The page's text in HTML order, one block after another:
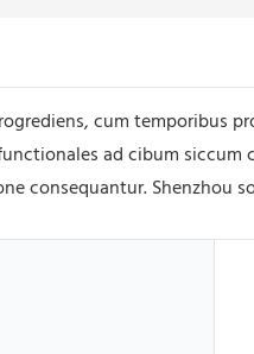
cum temporibus
ad cibum siccum
consequantur. Shenzhou